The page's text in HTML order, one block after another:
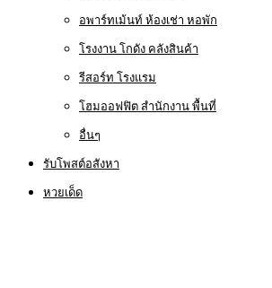
อพาร์ทเม้นท์ ห้องเช่า หอพัก
โรงงาน โกดัง คลังสินค้า
รีสอร์ท โรงแรม
โฮมออฟฟิต สำนักงาน พื้นที่
อื่นๆ
รับโพสต์อสังหา
หวยเด็ด